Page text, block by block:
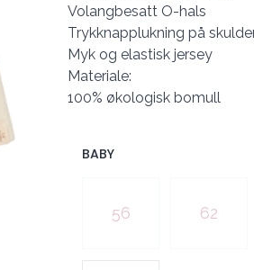
Volangbesatt O-hals
Trykknapplukning på
Myk og elastisk jersey
Materiale:
100% økologisk bomull
BABY
56 62